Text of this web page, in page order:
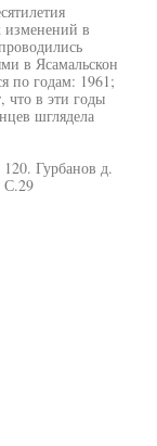
изменений в
в Ясамальскон
по годам: 1961;
что в эти годы
шглядела
Гурбанов д.
С.29